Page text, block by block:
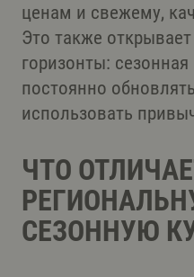
ценам и свежему,
Это также
горизонты: сезонная
постоянно
использовать
ЧТО
СЕЗОННУЮ